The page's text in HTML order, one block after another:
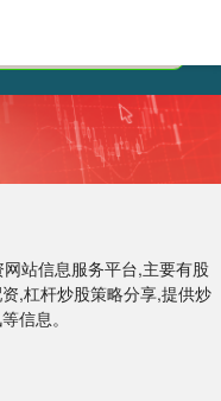
站信息服务平台,主要有股
,杠杆炒股策略分享,提供炒
信息。